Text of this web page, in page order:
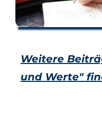
Weitere
und Werte"